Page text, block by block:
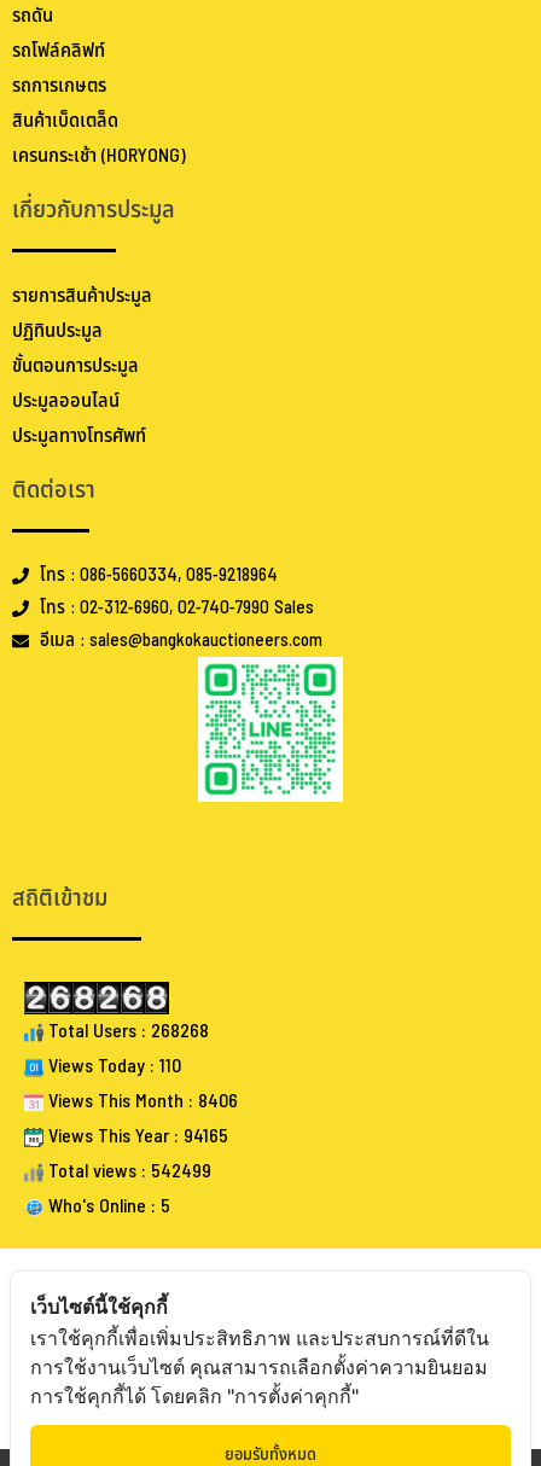
รถดัน
รถโฟล์คลิฟท์
รถการเกษตร
สินค้าเบ็ดเตล็ด
เครนกระเช้า (HORYONG)
เกี่ยวกับการประมูล
รายการสินค้าประมูล
ปฏิทินประมูล
ขั้นตอนการประมูล
ประมูลออนไลน์
ประมูลทางโทรศัพท์
ติดต่อเรา
โทร : 086-5660334, 085-9218964
โทร : 02-312-6960, 02-740-7990 Sales
อีเมล : sales@bangkokauctioneers.com
สถิติเข้าชม
Total Users : 268268
Views Today : 110
Views This Month : 8406
Views This Year : 94165
Total views : 542499
Who's Online : 5
FOLLOW BANGKOKAUCTIONEERS
เว็บไซต์นี้ใช้คุกกี้
เราใช้คุกกี้เพื่อเพิ่มประสิทธิภาพ และประสบการณ์ที่ดีใน
การใช้งานเว็บไซต์ คุณสามารถเลือกตั้งค่าความยินยอม
การใช้คุกกี้ได้ โดยคลิก "การตั้งค่าคุกกี้"
ยอมรับทั้งหมด